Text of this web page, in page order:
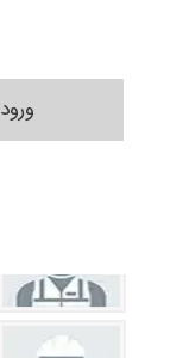
ورود